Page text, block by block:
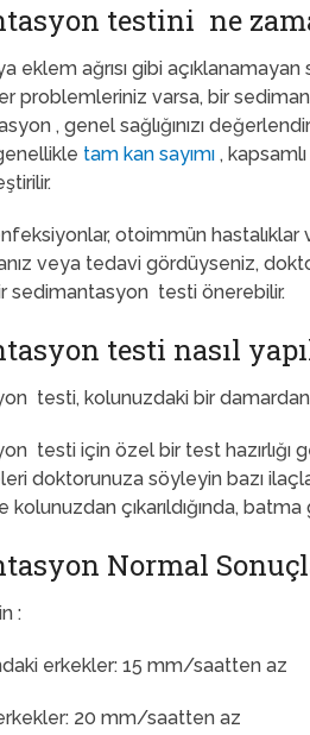
testini ne
eklem ağrısı gibi
problemleriniz varsa, bir
, genel sağlığınızı
tam kan sayımı ,
otoimmün hastalıklar
veya tedavi gördüyseniz,
sedimantasyon testi önerebilir.
testi nasıl
testi, kolunuzdaki bir damardan
testi için özel bir test hazırlığı
doktorunuza söyleyin bazı
çıkarıldığında, batma
Normal
:
erkekler: 15 mm/saatten az
20 mm/saatten az